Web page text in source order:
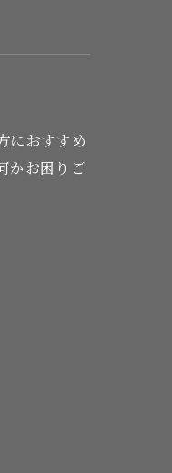
におすすめ
かお困りご